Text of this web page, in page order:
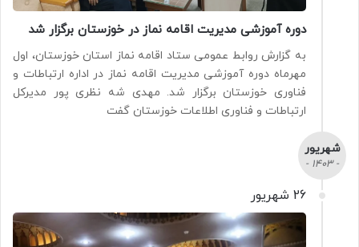
دوره آموزشی مدیریت اقامه نماز در خوزستان برگزار شد
به گزارش روابط عمومی ستاد اقامه نماز استان خوزستان، اول
مهرماه دوره آموزشی مدیریت اقامه نماز در اداره ارتباطات و
فناوری خوزستان برگزار شد. مهدی شه نظری پور مدیرکل
ارتباطات و فناوری اطلاعات خوزستان گفت
شهریور
- 1403 -
26 شهریور